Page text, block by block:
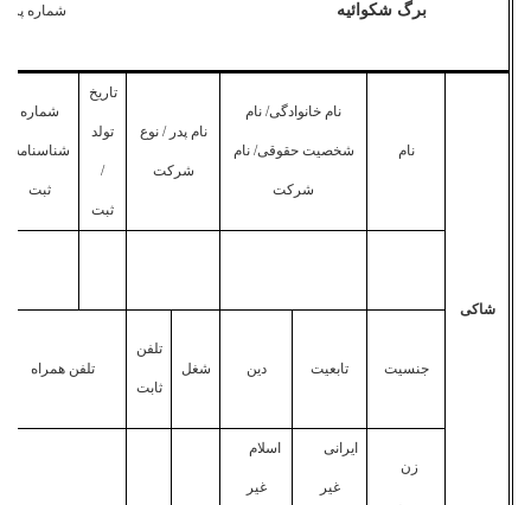
برگ شکوائیه شماره
شاکی
نام
نام خانوادگی/ نام
شخصیت حقوقی/ نام
شرکت
نام پدر / نوع
شرکت
تاریخ
تولد
/
ثبت
شماره
شناسنامه/
ثبت
جنسیت تابعیت دین شغل
تلفن
ثابت
تلفن همراه
زن
ایرانی
غیر
اسلام
غیر